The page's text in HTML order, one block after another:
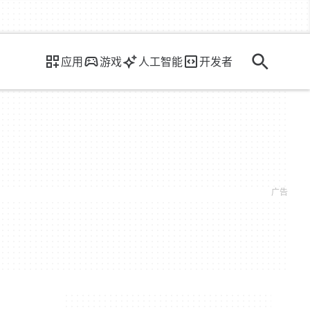
应用 游戏 人工智能 开发者